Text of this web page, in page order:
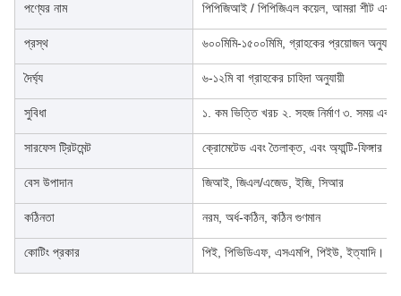
পণ্যের নাম পিপিজিআই / পিপিজিএল কয়েল, আমরা শীট এবং
প্রস্থ ৬০০মিমি-১৫০০মিমি, গ্রাহকের প্রয়োজন অনুযায়ী
দৈর্ঘ্য ৬-১২মি বা গ্রাহকের চাহিদা অনুযায়ী
সুবিধা ১. কম ভিত্তি খরচ ২. সহজ নির্মাণ ৩. সময় এবং
সারফেস ট্রিটমেন্ট ক্রোমেটেড এবং তৈলাক্ত, এবং অ্যান্টি-ফিঙ্গার
বেস উপাদান জিআই, জিএল/এজেড, ইজি, সিআর
কঠিনতা নরম, অর্ধ-কঠিন, কঠিন গুণমান
কোটিং প্রকার পিই, পিভিডিএফ, এসএমপি, পিইউ, ইত্যাদি।